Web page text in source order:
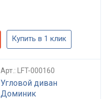
Купить в 1 клик
Арт.: LFT-000160
Угловой диван
Доминик